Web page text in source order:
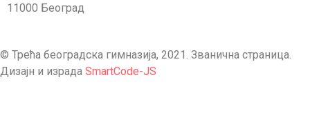
11000 Београд
© Трећа београдска гимназија, 2021. Званична страница.
Дизајн и израда SmartCode-JS